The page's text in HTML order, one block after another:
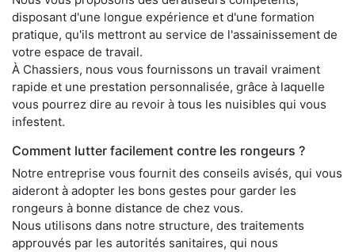
disposant d'une longue expérience et d'une formation
pratique, qu'ils mettront au service de l'assainissement de
votre espace de travail.
À Chassiers, nous vous fournissons un travail vraiment
rapide et une prestation personnalisée, grâce à laquelle
vous pourrez dire au revoir à tous les nuisibles qui vous
infestent.
Comment lutter facilement contre les rongeurs ?
Notre entreprise vous fournit des conseils avisés, qui vous
aideront à adopter les bons gestes pour garder les
rongeurs à bonne distance de chez vous.
Nous utilisons dans notre structure, des traitements
approuvés par les autorités sanitaires, qui nous